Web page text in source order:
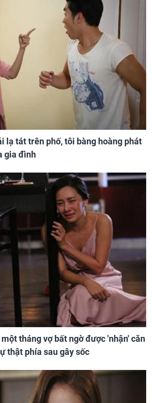
lạ tát trên phố, tôi bàng hoàng phát
gia đình
tháng vợ bất ngờ được 'nhận' căn
thật phía sau gây sốc